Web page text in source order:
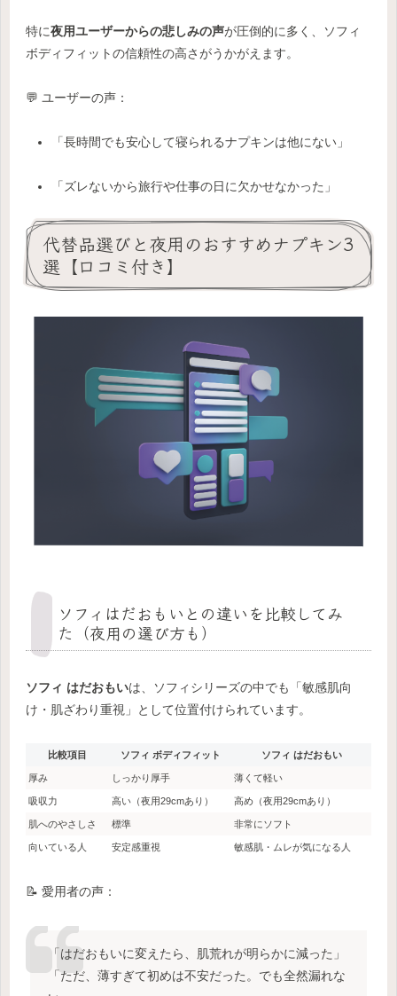
特に夜用ユーザーからの悲しみの声が圧倒的に多く、ソフィ
ボディフィットの信頼性の高さがうかがえます。
💬 ユーザーの声：
「長時間でも安心して寝られるナプキンは他にない」
「ズレないから旅行や仕事の日に欠かせなかった」
代替品選びと夜用のおすすめナプキン3
選【口コミ付き】
ソフィはだおもいとの違いを比較してみ
た（夜用の選び方も）
ソフィ はだおもいは、ソフィシリーズの中でも「敏感肌向
け・肌ざわり重視」として位置付けられています。
比較項目 ソフィ ボディフィット ソフィ はだおもい
厚み しっかり厚手 薄くて軽い
吸収力 高い（夜用29cmあり） 高め（夜用29cmあり）
肌へのやさしさ 標準 非常にソフト
向いている人 安定感重視 敏感肌・ムレが気になる人
📝 愛用者の声：
「はだおもいに変えたら、肌荒れが明らかに減った」
「ただ、薄すぎて初めは不安だった。でも全然漏れな